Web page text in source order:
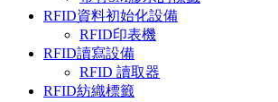
RFID資料初始化設備
RFID印表機
RFID讀寫設備
RFID 讀取器
RFID紡織標籤